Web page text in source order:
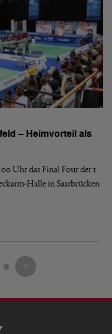
– Heimvorteil als
Uhr das Final Four der 1.
Halle in Saarbrücken